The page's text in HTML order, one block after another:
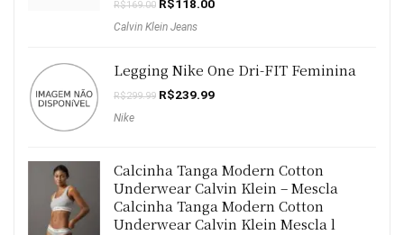
R$169.00 O
original
R$118.00O
Calvin Klein Jeans
Legging Nike One Dri-FIT Feminina
R$299.99 O
R$239.99O
Nike
Calcinha Tanga Modern Cotton
Underwear Calvin Klein – Mescla
Calcinha Tanga Modern Cotton
Underwear Calvin Klein Mescla l